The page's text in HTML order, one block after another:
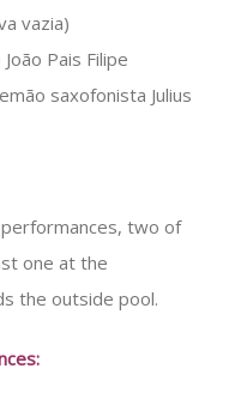
vazia)
Pais Filipe
saxofonista Julius
two of
one at the
the outside pool.